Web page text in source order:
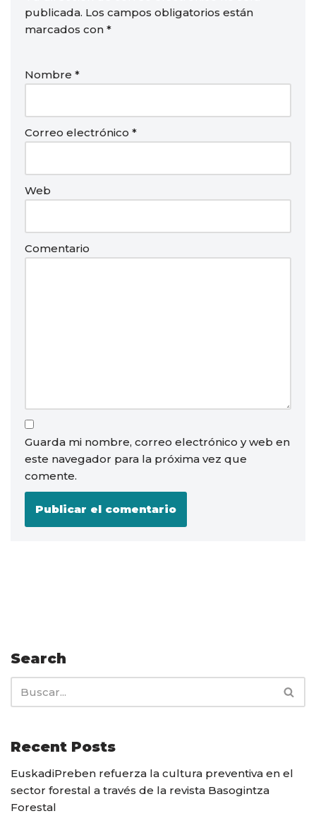
publicada. Los campos obligatorios están
marcados con *
Nombre *
Correo electrónico *
Web
Comentario
Guarda mi nombre, correo electrónico y web en
este navegador para la próxima vez que
comente.
Search
Recent Posts
EuskadiPreben refuerza la cultura preventiva en el
sector forestal a través de la revista Basogintza
Forestal